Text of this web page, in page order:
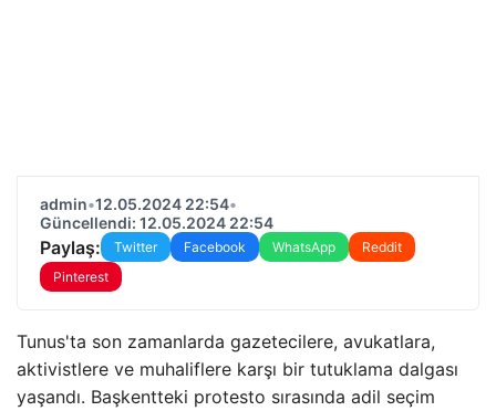
admin•12.05.2024 22:54•
Güncellendi: 12.05.2024 22:54
Paylaş: Twitter Facebook WhatsApp
Reddit
Pinterest
Tunus'ta son zamanlarda gazetecilere, avukatlara,
aktivistlere ve muhaliflere karşı bir tutuklama dalgası
yaşandı. Başkentteki protesto sırasında adil seçim